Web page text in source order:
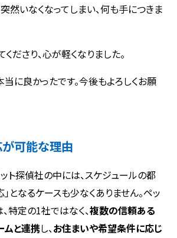
然いなくなってしまい、何も手につきま
ださり、心が軽くなりました。
に良かったです。今後もよろしくお願
が可能な理由
ト探偵社の中には、スケジュールの都
となるケースも少なくありません。ペッ
特定の1社ではなく、複数の信頼ある
ムと連携し、お住まいや希望条件に応じ